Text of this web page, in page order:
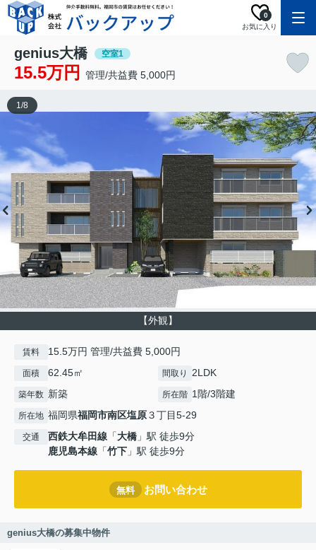
お気に入り
0
genius大橋 空室1
15.5万円 管理/共益費 5,000円
【外観】
1/8
賃料 15.5万円 管理/共益費 5,000円
面積 62.45㎡ 間取り 2LDK
築年数 新築 所在階 1階/3階建
所在地 福岡県福岡市南区塩原３丁目5-29
交通 西鉄大牟田線 「大橋 」駅 徒歩9分
鹿児島本線 「竹下 」駅 徒歩9分
無料 お問い合わせ
genius大橋の募集中物件